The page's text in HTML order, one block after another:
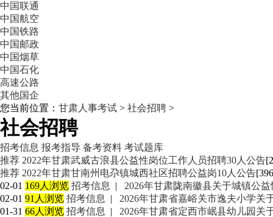
中国联通
中国航空
中国铁路
中国邮政
中国烟草
中国石化
高速公路
其他国企
您当前位置： 甘肃人事考试 > 社会招聘 >
社会招聘
招考信息 报考指导 备考资料 考试题库
推荐 2022年甘肃武威古浪县公益性岗位工作人员招聘30人公告
推荐 2022年甘肃甘南州电尕镇城西社区招聘公益岗10人公告
02-01 169人浏览 招考信息 |
2026年甘肃陇南徽县关于城镇公
02-01 91人浏览 招考信息 |
2026年甘肃省嘉峪关市逸夫小学关
01-31 66人浏览 招考信息 |
2026年甘肃省定西市岷县幼儿园关